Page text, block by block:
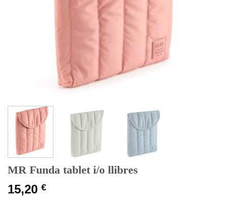
MR Funda tablet i/o llibres
15,20 €